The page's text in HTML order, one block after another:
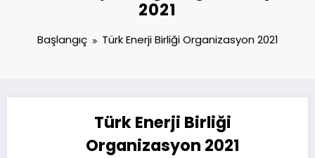
2021
Başlangıç Türk Enerji Birliği Organizasyon 2021
Türk Enerji Birliği
Organizasyon 2021